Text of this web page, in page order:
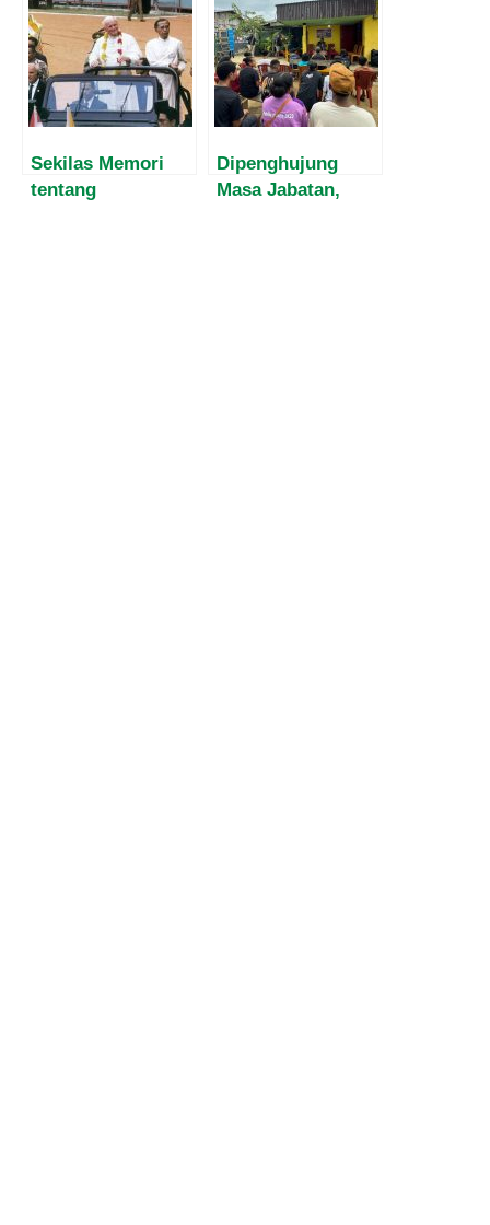
Kedua
Kandidatnya!
Sekilas Memori
tentang
Dipenghujung
Masa Jabatan,